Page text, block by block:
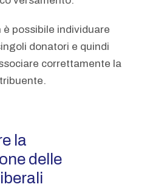
è possibile individuare
donatori e quindi
correttamente la
la
delle